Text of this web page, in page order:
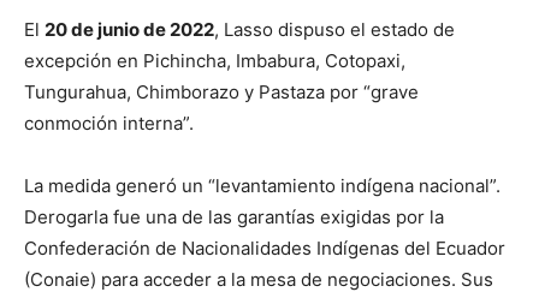
El 20 de junio de 2022, Lasso dispuso el estado de
excepción en Pichincha, Imbabura, Cotopaxi,
Tungurahua, Chimborazo y Pastaza por “grave
conmoción interna”.
La medida generó un “levantamiento indígena nacional”.
Derogarla fue una de las garantías exigidas por la
Confederación de Nacionalidades Indígenas del Ecuador
(Conaie) para acceder a la mesa de negociaciones. Sus